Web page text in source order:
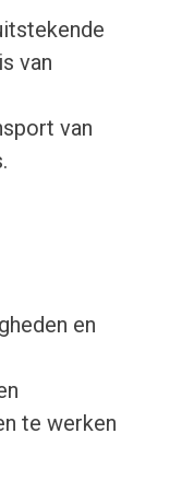
van
van
en
te werken